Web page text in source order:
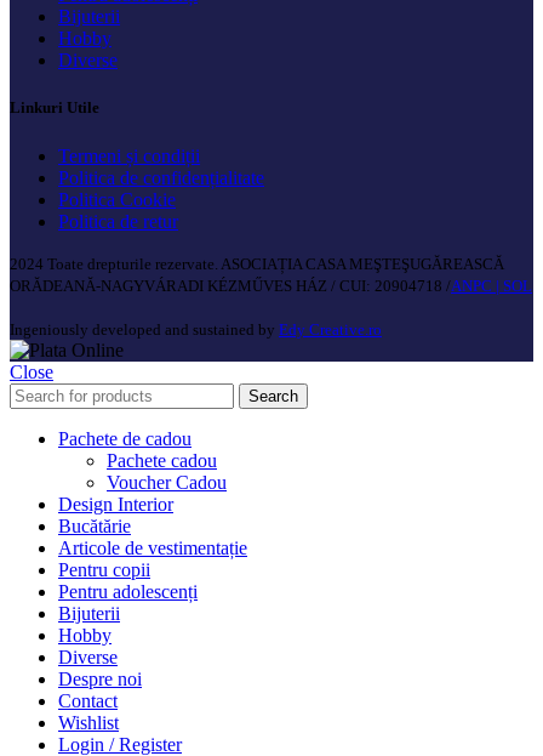
Bijuterii
Hobby
Diverse
Linkuri Utile
Termeni și condiții
Politica de confidențialitate
Politica Cookie
Politica de retur
2024 Toate drepturile rezervate. ASOCIAȚIA CASA MEŞTEŞUGĂREASCĂ
ORĂDEANĂ-NAGYVÁRADI KÉZMŰVES HÁZ / CUI: 20904718 /ANPC | SOL
Ingeniously developed and sustained by Edy Creative.ro
Close
Search
Pachete de cadou
Pachete cadou
Voucher Cadou
Design Interior
Bucătărie
Articole de vestimentație
Pentru copii
Pentru adolescenți
Bijuterii
Hobby
Diverse
Despre noi
Contact
Wishlist
Login / Register